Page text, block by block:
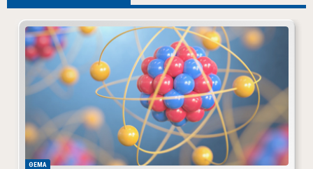
Κάθε άτομο αποτελείται από πρωτόνια που έχουν
θετικό φορτίο, νετρόνια που είναι ηλεκτρικά ουδέτερα
και ηλεκτρόνια που έχουν αρνητικό φορτίο.
ΘΕΜΑ